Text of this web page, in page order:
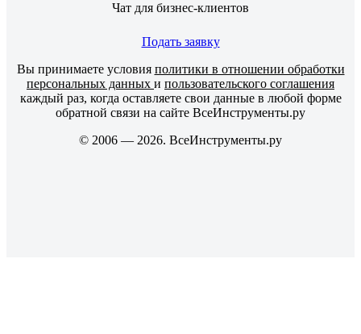
Чат для бизнес-клиентов
Подать заявку
Вы принимаете условия политики в отношении обработки
персональных данных и пользовательского соглашения
каждый раз, когда оставляете свои данные в любой форме
обратной связи на сайте ВсеИнструменты.ру
© 2006 — 2026. ВсеИнструменты.ру